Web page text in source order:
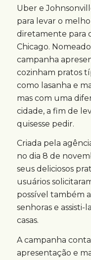
Uber e
para levar o
diretamente para
Chicago. Nomeado
campanha
cozinham pratos
como lasanha e
mas com uma
cidade, a fim de
quisesse pedir.
Criada pela
no dia 8 de
seus deliciosos
usuários
possível também
senhoras e
casas.
A campanha
apresentação e